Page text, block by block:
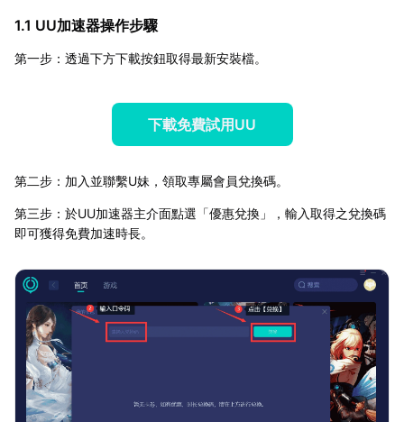
1.1 UU加速器操作步驟
第一步：透過下方下載按鈕取得最新安裝檔。
下載免費試用UU
第二步：加入並聯繫U妹，領取專屬會員兌換碼。
第三步：於UU加速器主介面點選「優惠兌換」，輸入取得之兌換碼
即可獲得免費加速時長。